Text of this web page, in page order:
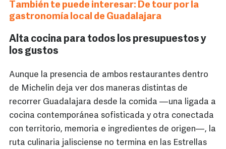
También te puede interesar: De tour por la
gastronomía local de Guadalajara
Alta cocina para todos los presupuestos y
los gustos
Aunque la presencia de ambos restaurantes dentro
de Michelin deja ver dos maneras distintas de
recorrer Guadalajara desde la comida —una ligada a
cocina contemporánea sofisticada y otra conectada
con territorio, memoria e ingredientes de origen—, la
ruta culinaria jalisciense no termina en las Estrellas